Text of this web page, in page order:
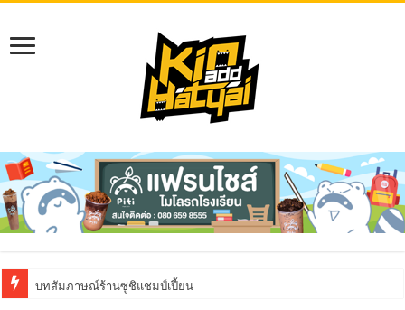
บทสัมภาษณ์ร้านซูชิแชมป์เปี้ยน